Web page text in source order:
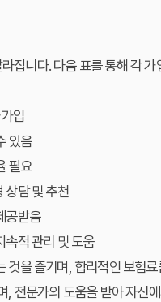
집니다. 다음 표를 통해 각
입
있음
필요
상담 및 추천
공받음
속적 관리 및 도움
을 즐기며, 합리적인 보험
전문가의 도움을 받아 자신